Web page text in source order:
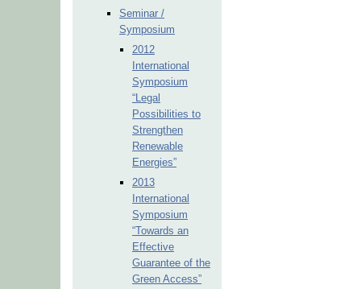
Seminar /
Symposium
2012
International
Symposium
“Legal
Possibilities to
Strengthen
Renewable
Energies”
2013
International
Symposium
“Towards an
Effective
Guarantee of the
Green Access”